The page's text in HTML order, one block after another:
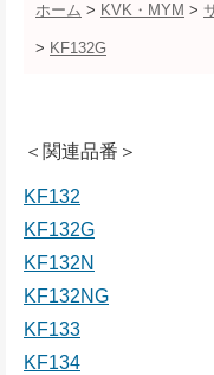
ホーム > KVK・MYM >
> KF132G
＜関連品番＞
KF132
KF132G
KF132N
KF132NG
KF133
KF134